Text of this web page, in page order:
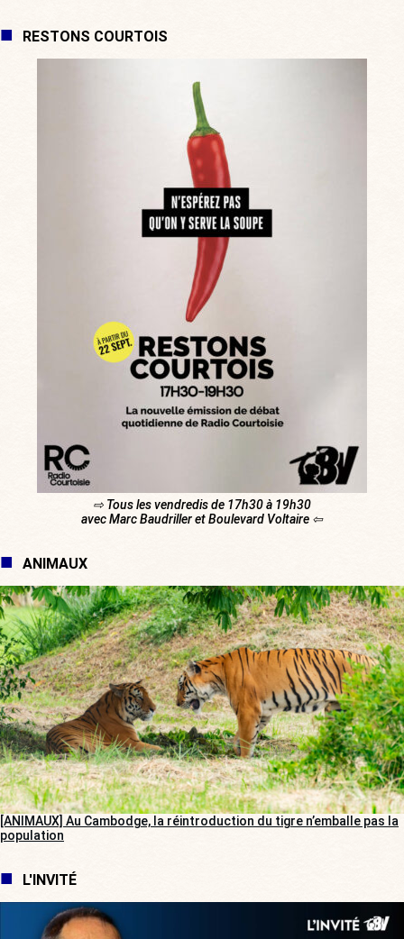
RESTONS COURTOIS
⇨ Tous les vendredis de 17h30 à 19h30
avec Marc Baudriller et Boulevard Voltaire ⇦
ANIMAUX
[ANIMAUX] Au Cambodge, la réintroduction du tigre n’emballe pas la
population
L'INVITÉ